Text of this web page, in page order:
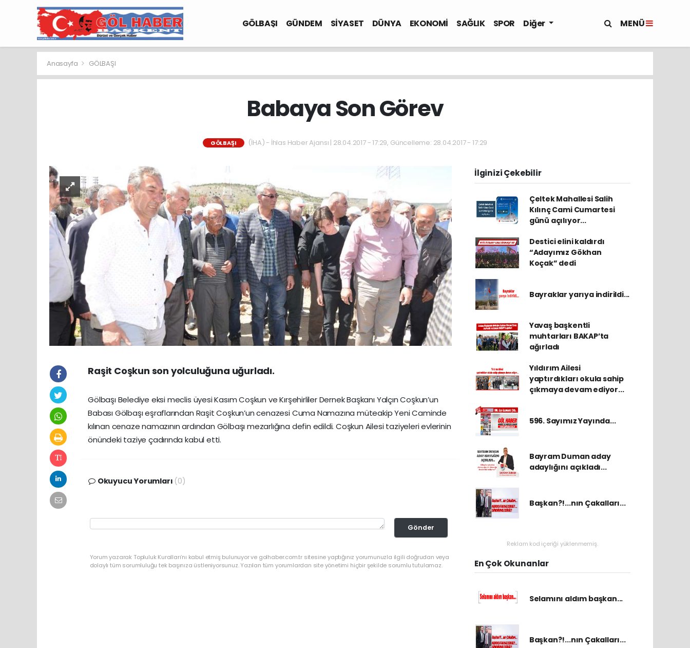
GÖLBAŞI GÜNDEM SİYASET DÜNYA EKONOMİ SAĞLIK SPOR Diğer MENÜ
Anasayfa GÖLBAŞI
Babaya Son Görev
GÖLBAŞI (İHA) - İhlas Haber Ajansı | 28.04.2017 - 17:29, Güncelleme: 28.04.2017 - 17:29
Raşit Coşkun son yolculuğuna uğurladı.
Gölbaşı Belediye eksi meclis üyesi Kasım Coşkun ve Kırşehirliler Dernek Başkanı Yalçın Coşkun’un
Babası Gölbaşı eşraflarından Raşit Coşkun’un cenazesi Cuma Namazına müteakip Yeni Caminde
kılınan cenaze namazının ardından Gölbaşı mezarlığına defin edildi. Coşkun Ailesi taziyeleri evlerinin
önündeki taziye çadırında kabul etti.
Okuyucu Yorumları (0)
Gönder
Yorum yazarak Topluluk Kuralları’nı kabul etmiş bulunuyor ve golhaber.com.tr sitesine yaptığınız yorumunuzla ilgili doğrudan veya
dolaylı tüm sorumluluğu tek başınıza üstleniyorsunuz. Yazılan tüm yorumlardan site yönetimi hiçbir şekilde sorumlu tutulamaz.
İlginizi Çekebilir
Çeltek Mahallesi Salih
Kılınç Cami Cumartesi
günü açılıyor...
Destici elini kaldırdı
“Adayımız Gökhan
Koçak” dedi
Bayraklar yarıya indirildi...
Yavaş başkentli
muhtarları BAKAP’ta
ağırladı
Yıldırım Ailesi
yaptırdıkları okula sahip
çıkmaya devam ediyor...
596. Sayımız Yayında...
Bayram Duman aday
adaylığını açıkladı...
Başkan?!...nın Çakalları...
Reklam kod içeriği yüklenmemiş.
En Çok Okunanlar
Selamını aldım başkan...
Başkan?!...nın Çakalları...